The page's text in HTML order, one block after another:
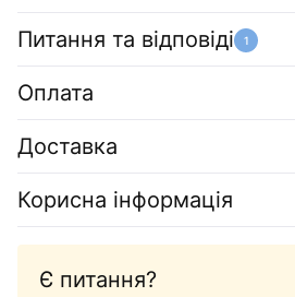
Питання та відповіді 1
Оплата
Доставка
Корисна інформація
Є питання?